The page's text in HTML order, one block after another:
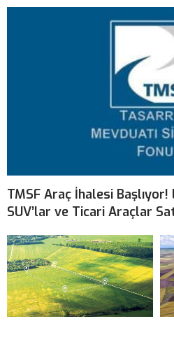
TMSF Araç İhalesi
SUV’lar ve Ticari Araçlar